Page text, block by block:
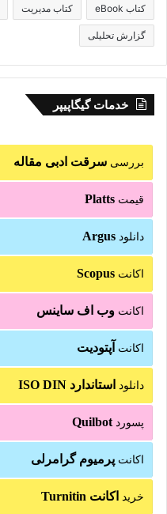
کتاب eBook کتاب مدیریت
گزارش تحلیلی
خدمات گیگاپیپر
بررسی سرقت ادبی مقاله
قیمت Platts
دانلود Argus
اکانت Scopus
اکانت وب اف ساینس
اکانت آپتودیت
دانلود استاندارد ISO DIN
پسورد Quilbot
اکانت پرمیوم گرامرلی
خرید اکانت Turnitin